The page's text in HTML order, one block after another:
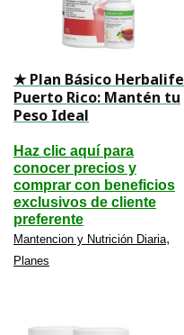
★ Plan Básico Herbalife
Puerto Rico: Mantén tu
Peso Ideal
Haz clic aquí para
conocer precios y
comprar con beneficios
exclusivos de cliente
preferente
Mantencion y Nutrición Diaria,
Planes